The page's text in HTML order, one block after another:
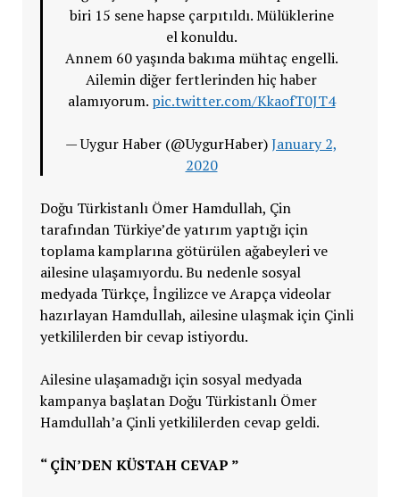
biri 15 sene hapse çarpıtıldı. Mülüklerine
el konuldu.
Annem 60 yaşında bakıma mühtaç engelli.
Ailemin diğer fertlerinden hiç haber
alamıyorum. pic.twitter.com/KkaofT0JT4
— Uygur Haber (@UygurHaber)January 2,
2020
Doğu Türkistanlı Ömer Hamdullah, Çin
tarafından Türkiye’de yatırım yaptığı için
toplama kamplarına götürülen ağabeyleri ve
ailesine ulaşamıyordu. Bu nedenle sosyal
medyada Türkçe, İngilizce ve Arapça videolar
hazırlayan Hamdullah, ailesine ulaşmak için Çinli
yetkililerden bir cevap istiyordu.
Ailesine ulaşamadığı için sosyal medyada
kampanya başlatan Doğu Türkistanlı Ömer
Hamdullah’a Çinli yetkililerden cevap geldi.
“ ÇİN’DEN KÜSTAH CEVAP ”